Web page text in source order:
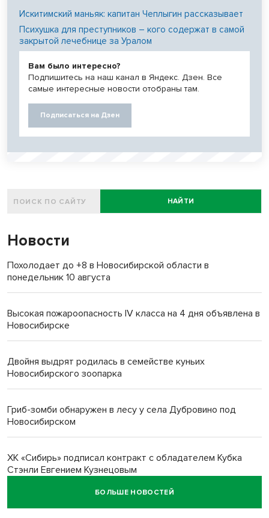
Искитимский маньяк: капитан Чеплыгин рассказывает
Психушка для преступников – кого содержат в самой
закрытой лечебнице за Уралом
Вам было интересно?
Подпишитесь на наш канал в Яндекс. Дзен. Все
самые интересные новости отобраны там.
Подписаться на Дзен
НАЙТИ
Новости
Похолодает до +8 в Новосибирской области в
понедельник 10 августа
Высокая пожароопасность IV класса на 4 дня объявлена в
Новосибирске
Двойня выдрят родилась в семействе куньих
Новосибирского зоопарка
Гриб-зомби обнаружен в лесу у села Дубровино под
Новосибирском
ХК «Сибирь» подписал контракт с обладателем Кубка
Стэнли Евгением Кузнецовым
Отправил инвалида на СВО и получил его «посмертные»
БОЛЬШЕ НОВОСТЕЙ